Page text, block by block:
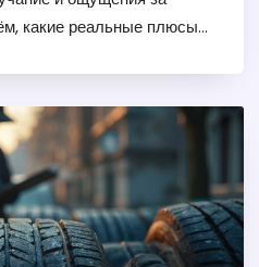
какие реальные плюсы
в рисках и
получить адреналин
делу: без заумных
объяснения и реальные
кто выбирает драйв